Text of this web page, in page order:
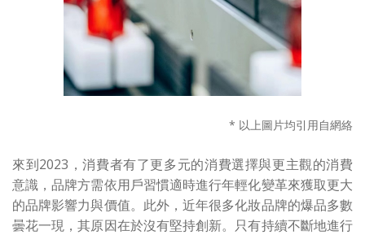
* 以上圖片均引用自網絡
來到2023，消費者有了更多元的消費選擇與更主觀的消費
意識，品牌方需依用戶習慣適時進行年輕化變革來獲取更大
的品牌影響力與價值。此外，近年很多化妝品牌的爆品多數
曇花一現，其原因在於沒有堅持創新。只有持續不斷地進行